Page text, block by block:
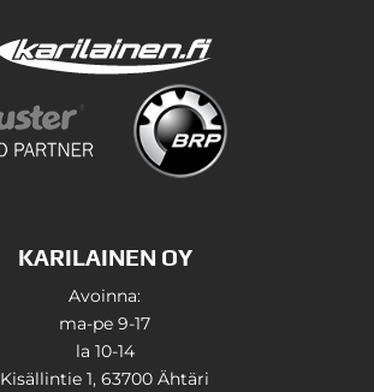
KARILAINEN OY
Avoinna:
ma-pe 9-17
la 10-14
Kisällintie 1, 63700 Ähtäri